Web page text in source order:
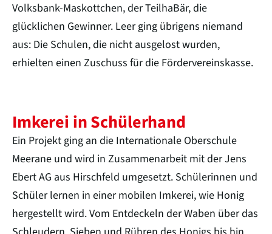
Volksbank-Maskottchen, der TeilhaBär, die
glücklichen Gewinner. Leer ging übrigens niemand
aus: Die Schulen, die nicht ausgelost wurden,
erhielten einen Zuschuss für die Fördervereinskasse.
Imkerei in Schülerhand
Ein Projekt ging an die Internationale Oberschule
Meerane und wird in Zusammenarbeit mit der Jens
Ebert AG aus Hirschfeld umgesetzt. Schülerinnen und
Schüler lernen in einer mobilen Imkerei, wie Honig
hergestellt wird. Vom Entdeckeln der Waben über das